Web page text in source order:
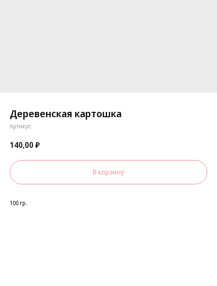
Деревенская картошка
Артикул:
140,00₽
В корзину
100 гр.